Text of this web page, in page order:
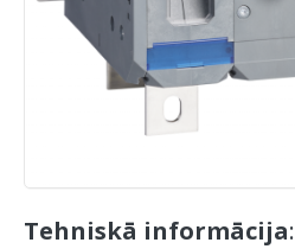
Tehniskā informācija: